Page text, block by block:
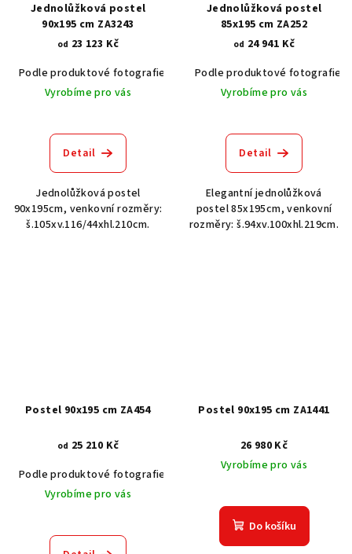
Jednolůžková postel
90x195 cm ZA3243
od 23 123 Kč
Podle produktové fotografie
Bílá Bílá s patinou BT9001-A6
Vyrobíme pro vás
Detail
Jednolůžková postel
90x195cm, venkovní rozměry:
š.105xv.116/44xhl.210cm.
Jednolůžková postel
85x195 cm ZA252
od 24 941 Kč
Podle produktové fotografie
Vyrobíme pro vás
Detail
Elegantní jednolůžková
postel 85x195cm, venkovní
rozměry: š.94xv.100xhl.219cm.
Postel 90x195 cm ZA454
od 25 210 Kč
Podle produktové fotografie
Akát vintage BT1551
Vyrobíme pro vás
Postel 90x195 cm ZA1441
26 980 Kč
Vyrobíme pro vás
Do košíku